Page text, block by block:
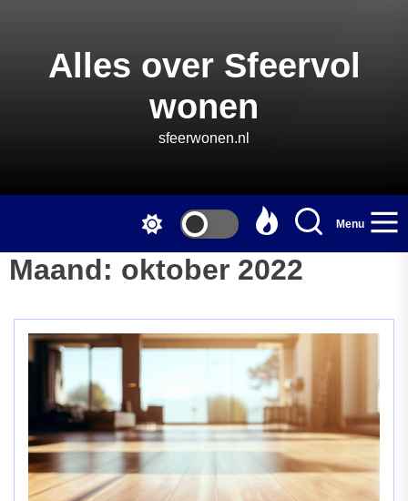
Alles over Sfeervol
wonen
sfeerwonen.nl
Menu
Maand: oktober 2022